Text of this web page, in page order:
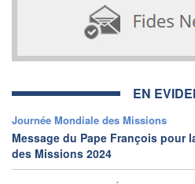
EN
Journée Mondiale des Missions
Message du Pape François pour
des Missions 2024